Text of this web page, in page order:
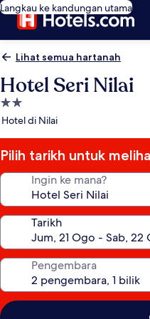
Langkau ke kandungan utama
Lihat semua hartanah
Hotel Seri Nilai
Hartanah
2.0
Hotel di Nilai
Pilih tarikh untuk
Ingin ke mana?
Tarikh
Pengembara